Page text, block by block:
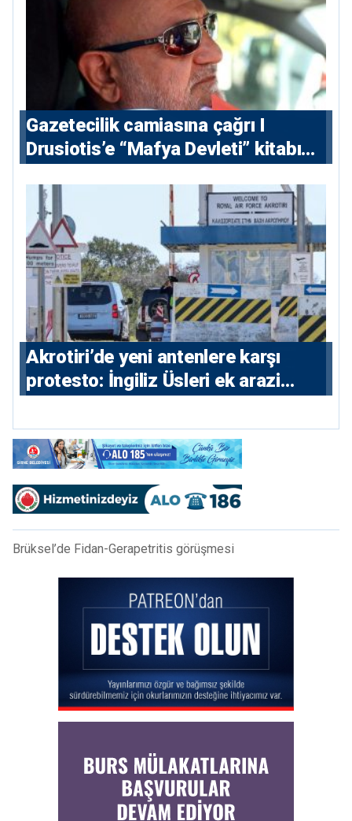
Gazetecilik camiasına çağrı I
⁠Drusiotis’e “Mafya Devleti” kitabı
⁠Akrotiri’de yeni antenlere karşı
protesto: İngiliz Üsleri ek arazi
Brüksel’de Fidan-Gerapetritis görüşmesi